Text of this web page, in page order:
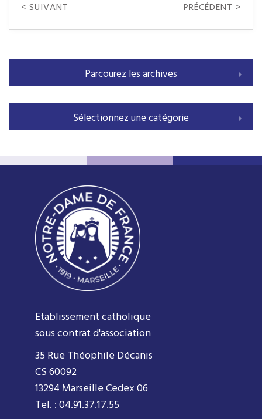
< SUIVANT PRÉCÉDENT >
Parcourez les archives
Sélectionnez une catégorie
Etablissement catholique
sous contrat d'association
35 Rue Théophile Décanis
CS 60092
13294 Marseille Cedex 06
Tel. : 04.91.37.17.55